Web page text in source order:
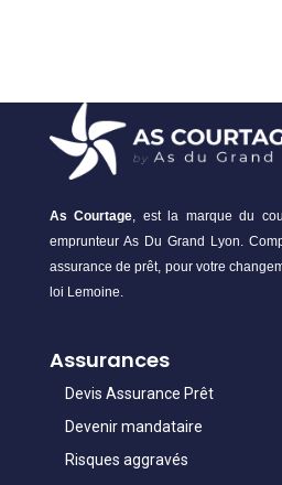
As Courtage, est la marque du
emprunteur As Du Grand Lyon.
assurance de prêt, pour votre
loi Lemoine.
Assurances
Devis Assurance Prêt
Devenir mandataire
Risques aggravés